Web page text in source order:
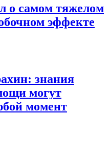
о самом тяжелом
эффекте
знания
могут
момент